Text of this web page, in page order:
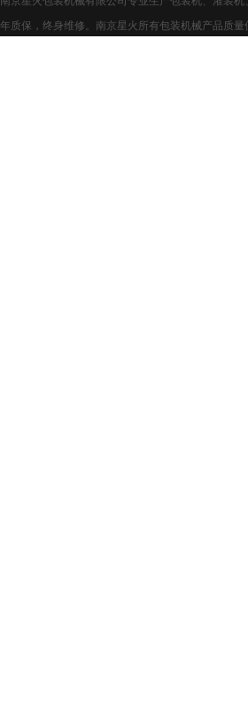
年质保，终身维修。南京星火所有包装机械产品质